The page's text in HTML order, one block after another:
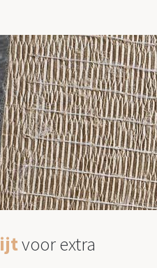
voor extra